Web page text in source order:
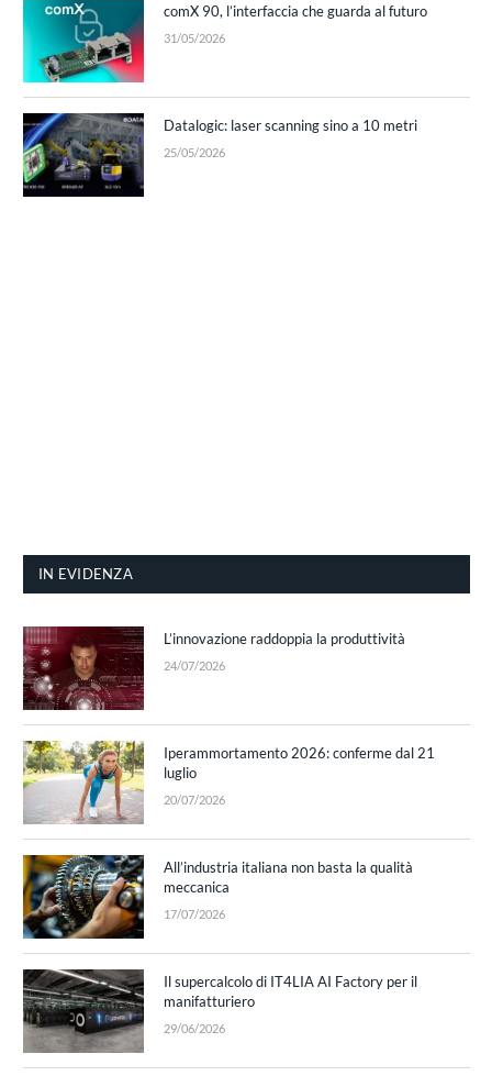
comX 90, l’interfaccia che guarda al futuro
31/05/2026
Datalogic: laser scanning sino a 10 metri
25/05/2026
IN EVIDENZA
L’innovazione raddoppia la produttività
24/07/2026
Iperammortamento 2026: conferme dal 21
luglio
20/07/2026
All’industria italiana non basta la qualità
meccanica
17/07/2026
Il supercalcolo di IT4LIA AI Factory per il
manifatturiero
29/06/2026